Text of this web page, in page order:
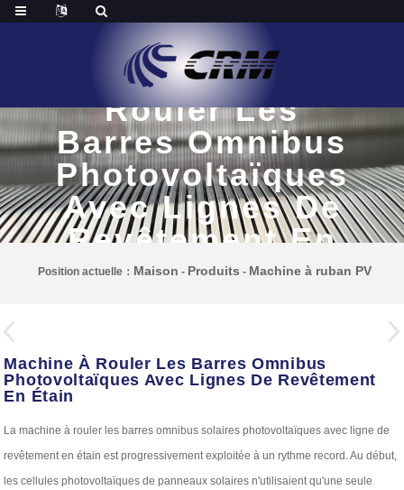
Machine À
Rouler Les
Barres Omnibus
Photovoltaïques
Avec Lignes De
Revêtement En
Étain
Position actuelle： Maison - Produits - Machine à ruban PV
Machine À Rouler Les Barres Omnibus
Photovoltaïques Avec Lignes De Revêtement
En Étain
La machine à rouler les barres omnibus solaires photovoltaïques avec ligne de
revêtement en étain est progressivement exploitée à un rythme record. Au début,
les cellules photovoltaïques de panneaux solaires n'utilisaient qu'une seule